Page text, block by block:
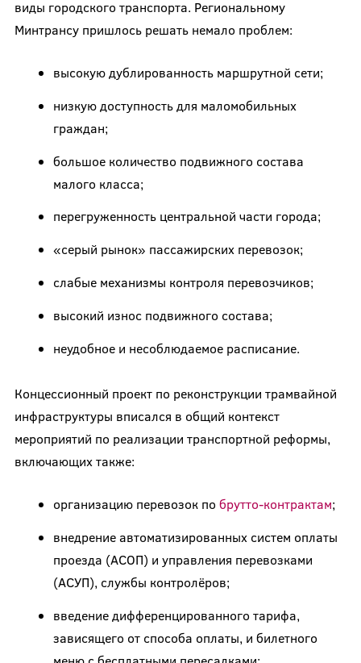
виды городского транспорта. Региональному
Минтрансу пришлось решать немало проблем:
высокую дублированность маршрутной сети;
низкую доступность для маломобильных
граждан;
большое количество подвижного состава
малого класса;
перегруженность центральной части города;
«серый рынок» пассажирских перевозок;
слабые механизмы контроля перевозчиков;
высокий износ подвижного состава;
неудобное и несоблюдаемое расписание.
Концессионный проект по реконструкции трамвайной
инфраструктуры вписался в общий контекст
мероприятий по реализации транспортной реформы,
включающих также:
организацию перевозок по брутто-контрактам;
внедрение автоматизированных систем оплаты
проезда (АСОП) и управления перевозками
(АСУП), службы контролёров;
введение дифференцированного тарифа,
зависящего от способа оплаты, и билетного